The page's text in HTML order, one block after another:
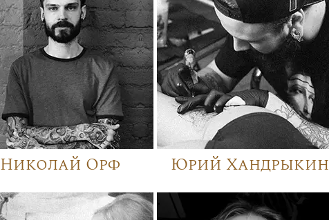
Николай Орф Юрий Хандрыкин